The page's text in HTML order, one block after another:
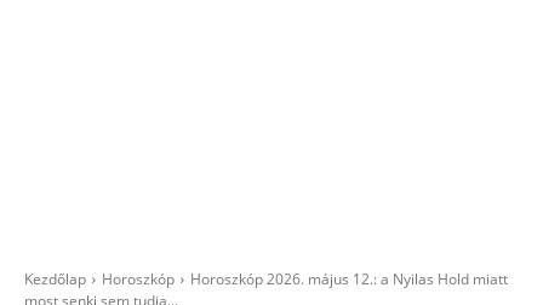
Kezdőlap Horoszkóp
Horoszkóp 2026. május 12.: a Nyilas Hold miatt
most senki sem tudja...